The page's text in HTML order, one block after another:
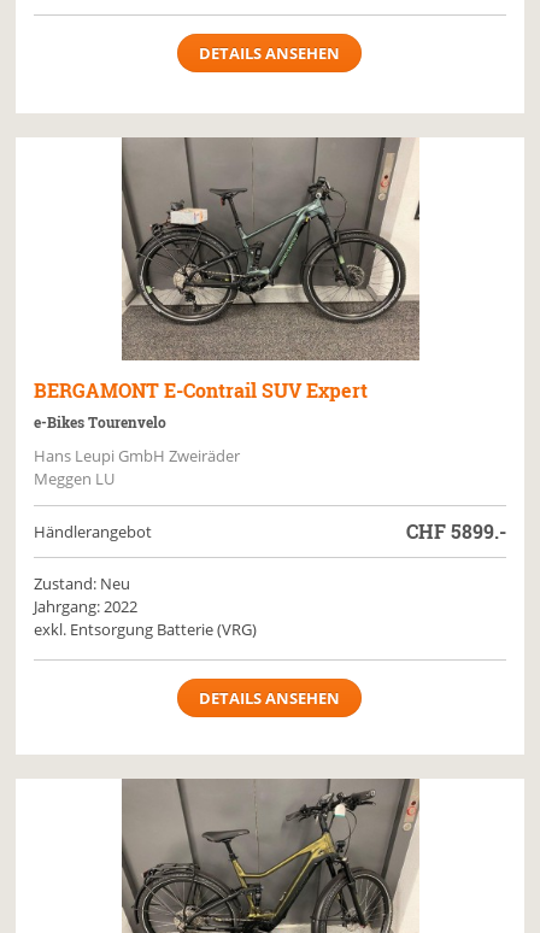
DETAILS ANSEHEN
BERGAMONT E-Contrail SUV Expert
e-Bikes Tourenvelo
Hans Leupi GmbH Zweiräder
Meggen LU
Händlerangebot CHF5899.-
Zustand: Neu
Jahrgang: 2022
exkl. Entsorgung Batterie (VRG)
DETAILS ANSEHEN